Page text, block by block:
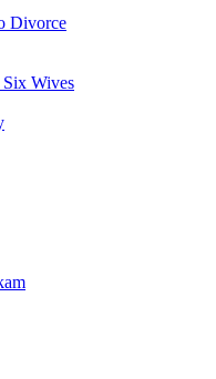
Divorce
Wives